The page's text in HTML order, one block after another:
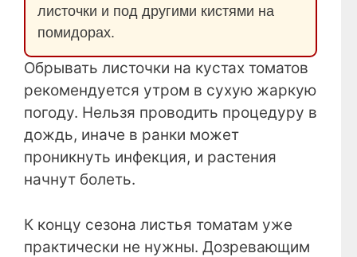
листочки и под другими кистями на
помидорах.
Обрывать листочки на кустах томатов
рекомендуется утром в сухую жаркую
погоду. Нельзя проводить процедуру в
дождь, иначе в ранки может
проникнуть инфекция, и растения
начнут болеть.
К концу сезона листья томатам уже
практически не нужны. Дозревающим